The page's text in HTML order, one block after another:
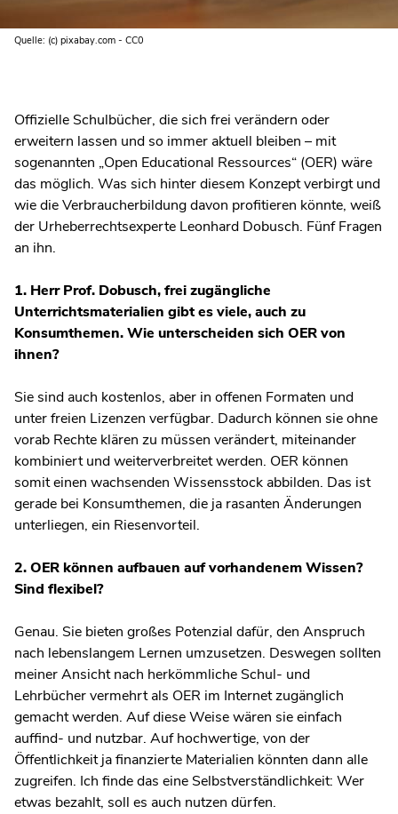
Quelle: (c) pixabay.com - CC0
Offizielle Schulbücher, die sich frei verändern oder
erweitern lassen und so immer aktuell bleiben – mit
sogenannten „Open Educational Ressources“ (OER) wäre
das möglich. Was sich hinter diesem Konzept verbirgt und
wie die Verbraucherbildung davon profitieren könnte, weiß
der Urheberrechtsexperte Leonhard Dobusch. Fünf Fragen
an ihn.
1. Herr Prof. Dobusch, frei zugängliche
Unterrichtsmaterialien gibt es viele, auch zu
Konsumthemen. Wie unterscheiden sich OER von
ihnen?
Sie sind auch kostenlos, aber in offenen Formaten und
unter freien Lizenzen verfügbar. Dadurch können sie ohne
vorab Rechte klären zu müssen verändert, miteinander
kombiniert und weiterverbreitet werden. OER können
somit einen wachsenden Wissensstock abbilden. Das ist
gerade bei Konsumthemen, die ja rasanten Änderungen
unterliegen, ein Riesenvorteil.
2. OER können aufbauen auf vorhandenem Wissen?
Sind flexibel?
Genau. Sie bieten großes Potenzial dafür, den Anspruch
nach lebenslangem Lernen umzusetzen. Deswegen sollten
meiner Ansicht nach herkömmliche Schul- und
Lehrbücher vermehrt als OER im Internet zugänglich
gemacht werden. Auf diese Weise wären sie einfach
auffind- und nutzbar. Auf hochwertige, von der
Öffentlichkeit ja finanzierte Materialien könnten dann alle
zugreifen. Ich finde das eine Selbstverständlichkeit: Wer
etwas bezahlt, soll es auch nutzen dürfen.